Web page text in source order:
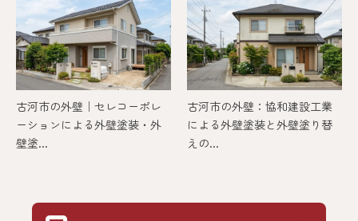
古河市の外壁｜セレコーポレ
ーションによる外壁塗装・外
壁塗...
古河市の外壁：協和建設工業
による外壁塗装と外壁塗り替
えの...